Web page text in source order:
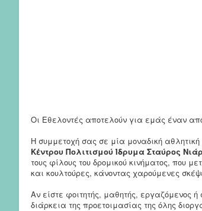
Οι Εθελοντές αποτελούν για εμάς έναν
Η συμμετοχή σας σε μία μοναδική
Κέντρου Πολιτισμού Ίδρυμα Σταύρος
τους φίλους του δρομικού κινήματος, που
και κουλτούρες, κάνοντας χαρούμενες
Αν είστε φοιτητής, μαθητής, εργαζόμενος
διάρκεια της προετοιμασίας της όλης